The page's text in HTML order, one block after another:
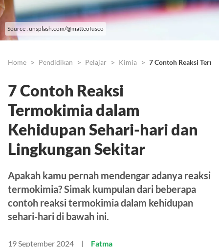
Source : unsplash.com/@matteofusco
Home Pendidikan Pelajar Kimia 7 Contoh Reaksi
7 Contoh Reaksi
Termokimia dalam
Kehidupan Sehari-hari dan
Lingkungan Sekitar
Apakah kamu pernah mendengar adanya reaksi
termokimia? Simak kumpulan dari beberapa
contoh reaksi termokimia dalam kehidupan
sehari-hari di bawah ini.
19 September 2024
Fatma